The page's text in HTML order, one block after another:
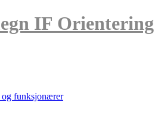
IF Orientering
og funksjonærer